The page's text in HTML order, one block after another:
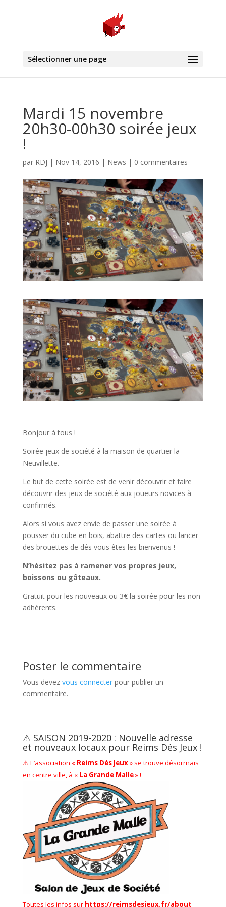
Sélectionner une page
Mardi 15 novembre
20h30-00h30 soirée jeux
!
par RDJ | Nov 14, 2016 | News | 0 commentaires
Bonjour à tous !
Soirée jeux de société à la maison de quartier la
Neuvillette.
Le but de cette soirée est de venir découvrir et faire
découvrir des jeux de société aux joueurs novices à
confirmés.
Alors si vous avez envie de passer une soirée à
pousser du cube en bois, abattre des cartes ou lancer
des brouettes de dés vous êtes les bienvenus !
N’hésitez pas à ramener vos propres jeux,
boissons ou gâteaux.
Gratuit pour les nouveaux ou 3€ la soirée pour les non
adhérents.
Poster le commentaire
Vous devez vous connecterpour publier un
commentaire.
⚠ SAISON 2019-2020 : Nouvelle adresse
et nouveaux locaux pour Reims Dés Jeux !
⚠ L’association « Reims Dés Jeux» se trouve désormais
en centre ville, à « La Grande Malle» !
Toutes les infos sur https://reimsdesjeux.fr/about